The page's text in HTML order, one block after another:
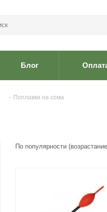
Блог
- Поплавки на сома
По популярности